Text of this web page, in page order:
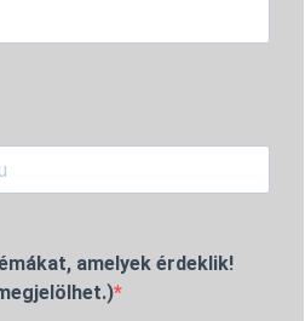
amelyek érdeklik!